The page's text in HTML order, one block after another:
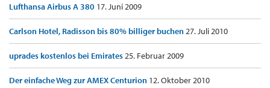
Lufthansa Airbus A 380 17. Juni 2009
Carlson Hotel, Radisson bis 80% billiger buchen27. Juli 2010
uprades kostenlos bei Emirates25. Februar 2009
Der einfache Weg zur AMEX Centurion 12. Oktober 2010